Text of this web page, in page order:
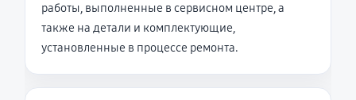
работы, выполненные в сервисном центре, а
также на детали и комплектующие,
установленные в процессе ремонта.